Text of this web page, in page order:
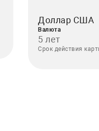
Доллар США
Валюта
5 лет
Срок действия